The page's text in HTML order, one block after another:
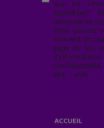
que les
exploitées*
demande de
Vous pouvez
moment en
page de nos
site web
ACCUEIL